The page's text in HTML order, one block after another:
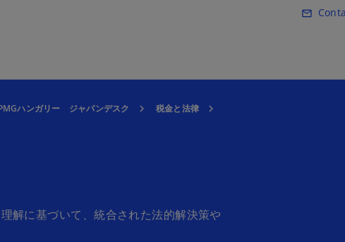
Skip to main contentmail_outline
ハンガリー ジャパンデスク
税金と法律
解に基づいて、統合された法的解決策や